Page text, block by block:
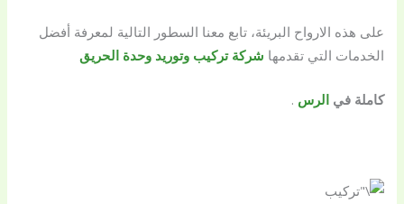
على هذه الارواح البريئة، تابع معنا السطور التالية لمعرفة أفضل
الخدمات التي تقدمها شركة تركيب وتوريد وحدة الحريق
كاملة فيالرس .